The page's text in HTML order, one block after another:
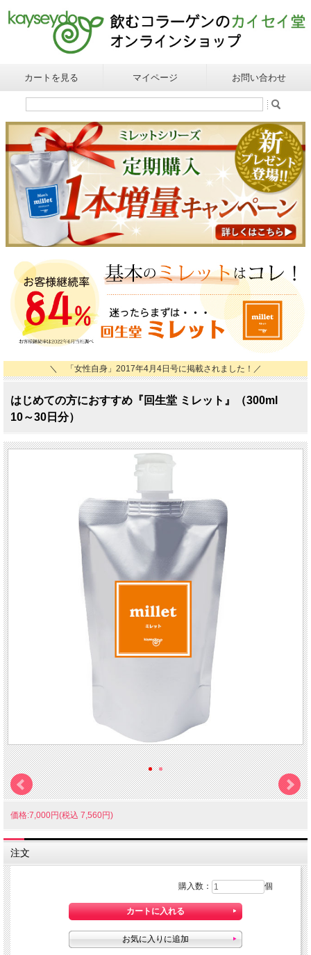
カートを見る マイページ お問い合わせ
＼ 「女性自身」2017年4月4日号に掲載されました！／
はじめての方におすすめ『回生堂 ミレット』（300ml
10～30日分）
価格:7,000円(税込 7,560円)
注文
購入数： 個